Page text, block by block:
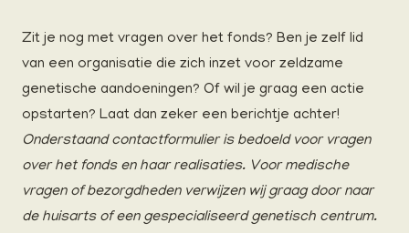
Zit je nog met vragen over het fonds? Ben je zelf lid
van een organisatie die zich inzet voor zeldzame
genetische aandoeningen? Of wil je graag een actie
opstarten? Laat dan zeker een berichtje achter!
Onderstaand contactformulier is bedoeld voor vragen
over het fonds en haar realisaties. Voor medische
vragen of bezorgdheden verwijzen wij graag door naar
de huisarts of een gespecialiseerd genetisch centrum.